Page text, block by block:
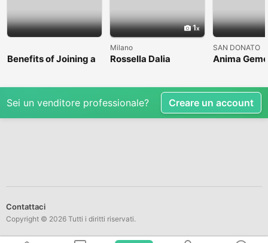
Benefits of Joining a
Professional Nasha
1
Milano
Rossella Dalia
SAN DONATO
Anima
Sei un venditore professionale? Creare un account
Contattaci
Copyright © 2026 Tutti i diritti riservati.